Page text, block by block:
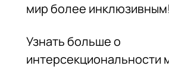
мир более инклюзивным!
Узнать больше о
интерсекциональности